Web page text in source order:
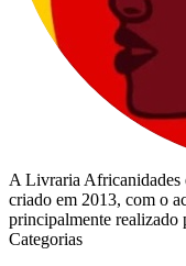
A Livraria Africanidades
criado em 2013, com o
principalmente realizado
Categorias